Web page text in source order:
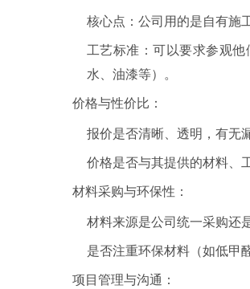
核心点：公司用的是自有施
工艺标准：可以要求参观
水、油漆等）。
价格与性价比：
报价是否清晰、透明，有无
价格是否与其提供的材料、
材料采购与环保性：
材料来源是公司统一采购还
是否注重环保材料（如低甲
项目管理与沟通：